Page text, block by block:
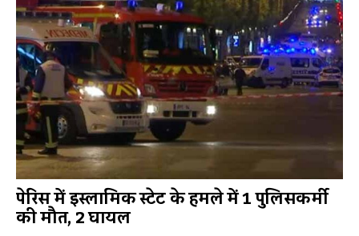
पेरिस में इस्लामिक स्टेट के हमले में 1 पुलिसकर्मी
की मौत, 2 घायल